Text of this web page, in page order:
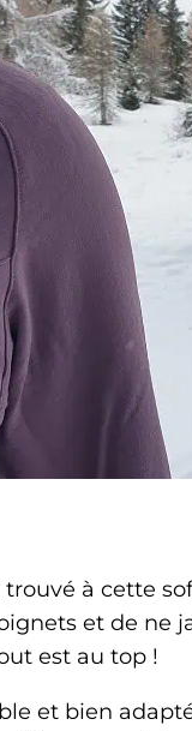
à cette
et de ne
est au top !
et bien